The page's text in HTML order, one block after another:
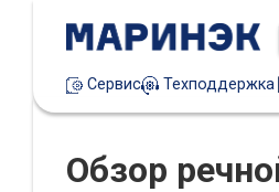
Сервис Техподдержка
Обзор